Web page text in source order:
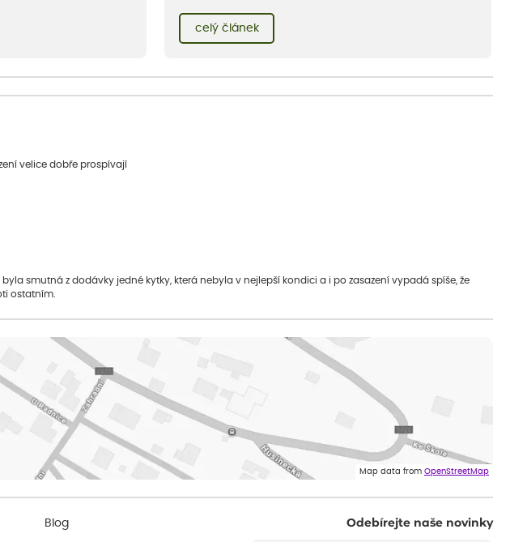
nebo na podzim.
celý článek
velice dobře prospívají
smutná z dodávky jedné kytky, která nebyla v nejlepší kondici a i po zasazení vypadá spíše, že
ostatním.
Map data from OpenStreetMap
Blog Odebírejte naše novinky